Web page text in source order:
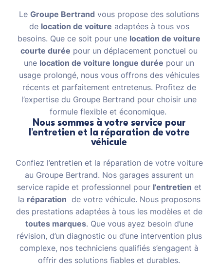
Le Groupe Bertrand vous propose des solutions
de location de voiture adaptées à tous vos
besoins. Que ce soit pour une location de voiture
courte durée pour un déplacement ponctuel ou
une location de voiture longue durée pour un
usage prolongé, nous vous offrons des véhicules
récents et parfaitement entretenus. Profitez de
l’expertise du Groupe Bertrand pour choisir une
formule flexible et économique.
Nous sommes à votre service pour
l'entretien et la réparation de votre
véhicule
Confiez l’entretien et la réparation de votre voiture
au Groupe Bertrand. Nos garages assurent un
service rapide et professionnel pour l’entretien et
la réparation de votre véhicule. Nous proposons
des prestations adaptées à tous les modèles et de
toutes marques. Que vous ayez besoin d’une
révision, d’un diagnostic ou d’une intervention plus
complexe, nos techniciens qualifiés s’engagent à
offrir des solutions fiables et durables.